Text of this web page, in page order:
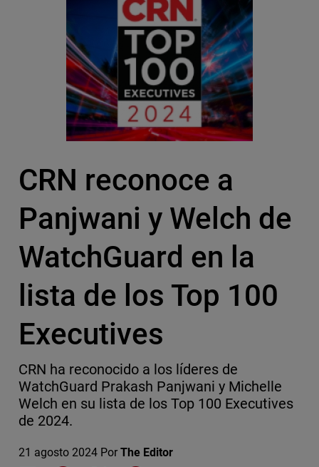
CRN reconoce a
Panjwani y Welch de
WatchGuard en la
lista de los Top 100
Executives
CRN ha reconocido a los líderes de
WatchGuard Prakash Panjwani y Michelle
Welch en su lista de los Top 100 Executives
de 2024.
21 agosto 2024 Por The Editor